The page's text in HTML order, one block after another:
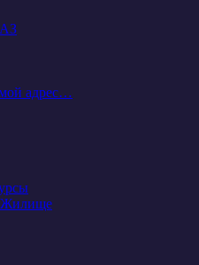
адрес…
Жилище